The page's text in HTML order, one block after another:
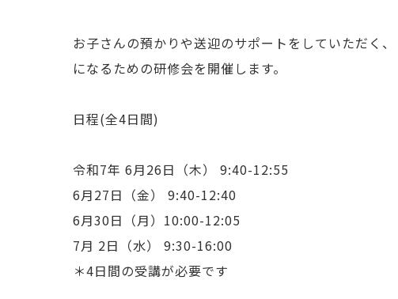
お子さんの預かりや送迎のサポートをしていただく、
になるための研修会を開催します。
日程(全4日間)
令和7年 6月26日（木） 9:40-12:55
6月27日（金） 9:40-12:40
6月30日（月）10:00-12:05
7月 2日（水） 9:30-16:00
＊4日間の受講が必要です